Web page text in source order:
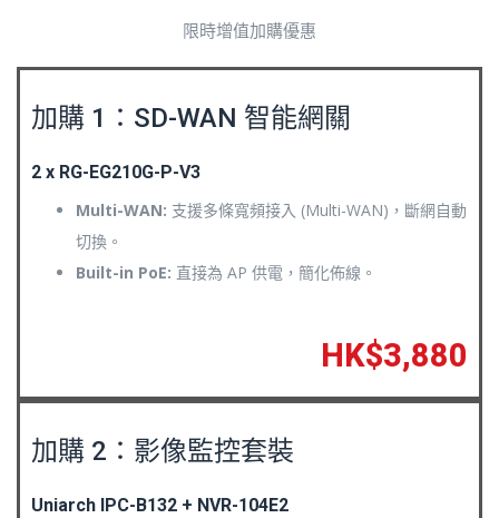
限時增值加購優惠
加購 1：SD-WAN 智能網關
2 x RG-EG210G-P-V3
Multi-WAN: 支援多條寬頻接入 (Multi-WAN)，斷網自動
切換。
Built-in PoE: 直接為 AP 供電，簡化佈線。
HK$3,880
加購 2：影像監控套裝
Uniarch IPC-B132 + NVR-104E2